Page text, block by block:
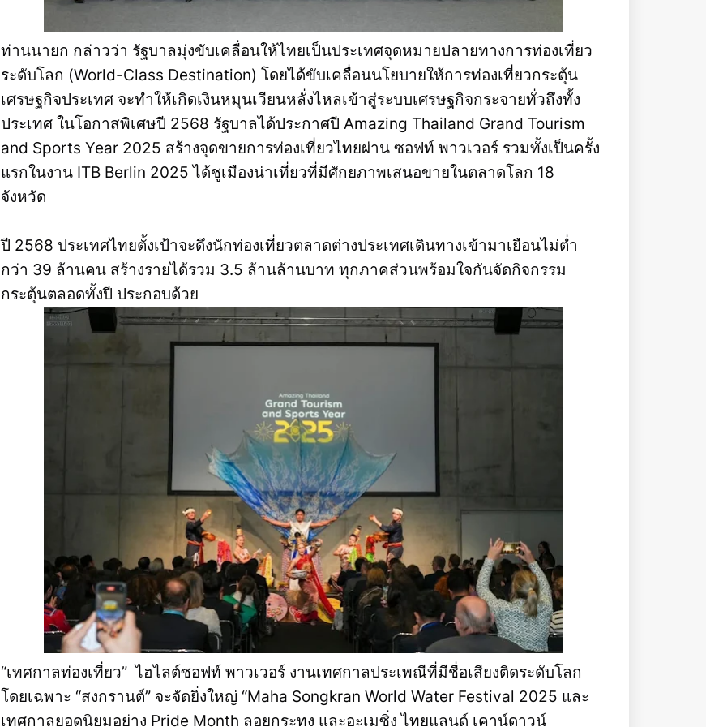
ท่านนายก กล่าวว่า รัฐบาลมุ่งขับเคลื่อนให้ไทยเป็นประเทศจุดหมายปลายทางการท่องเที่ยว
ระดับโลก (World-Class Destination) โดยได้ขับเคลื่อนนโยบายให้การท่องเที่ยวกระตุ้น
เศรษฐกิจประเทศ จะทำให้เกิดเงินหมุนเวียนหลั่งไหลเข้าสู่ระบบเศรษฐกิจกระจายทั่วถึงทั้ง
ประเทศ ในโอกาสพิเศษปี 2568 รัฐบาลได้ประกาศปี Amazing Thailand Grand Tourism
and Sports Year 2025 สร้างจุดขายการท่องเที่ยวไทยผ่าน ซอฟท์ พาวเวอร์ รวมทั้งเป็นครั้ง
แรกในงาน ITB Berlin 2025 ได้ชูเมืองน่าเที่ยวที่มีศักยภาพเสนอขายในตลาดโลก 18
จังหวัด
ปี 2568 ประเทศไทยตั้งเป้าจะดึงนักท่องเที่ยวตลาดต่างประเทศเดินทางเข้ามาเยือนไม่ต่ำ
กว่า 39 ล้านคน สร้างรายได้รวม 3.5 ล้านล้านบาท ทุกภาคส่วนพร้อมใจกันจัดกิจกรรม
กระตุ้นตลอดทั้งปี ประกอบด้วย
“เทศกาลท่องเที่ยว” ไฮไลต์ซอฟท์ พาวเวอร์ งานเทศกาลประเพณีที่มีชื่อเสียงติดระดับโลก
โดยเฉพาะ “สงกรานต์” จะจัดยิ่งใหญ่ “Maha Songkran World Water Festival 2025 และ
เทศกาลยอดนิยมอย่าง Pride Month ลอยกระทง และอะเมซิ่ง ไทยแลนด์ เคาน์ดาวน์